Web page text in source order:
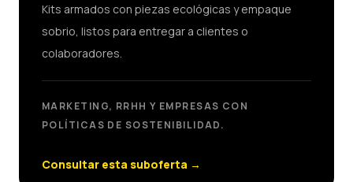
Kits armados con piezas ecológicas y empaque
sobrio, listos para entregar a clientes o
colaboradores.
MARKETING, RRHH Y EMPRESAS CON
POLÍTICAS DE SOSTENIBILIDAD.
Consultar esta suboferta →